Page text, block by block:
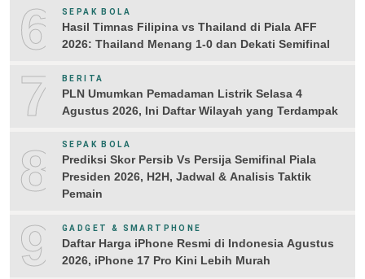
6 SEPAK BOLA
Hasil Timnas Filipina vs Thailand di Piala AFF
2026: Thailand Menang 1-0 dan Dekati Semifinal
7 BERITA
PLN Umumkan Pemadaman Listrik Selasa 4
Agustus 2026, Ini Daftar Wilayah yang Terdampak
8 SEPAK BOLA
Prediksi Skor Persib Vs Persija Semifinal Piala
Presiden 2026, H2H, Jadwal & Analisis Taktik
Pemain
9 GADGET & SMARTPHONE
Daftar Harga iPhone Resmi di Indonesia Agustus
2026, iPhone 17 Pro Kini Lebih Murah